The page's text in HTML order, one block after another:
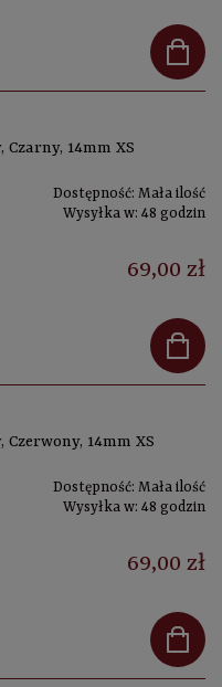
14mm XS
Dostępność: Mała ilość
Wysyłka w: 48 godzin
69,00 zł
14mm XS
Dostępność: Mała ilość
Wysyłka w: 48 godzin
69,00 zł